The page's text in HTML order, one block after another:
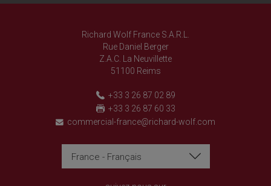
Richard Wolf France S.A.R.L.
Rue Daniel Berger
Z.A.C. La Neuvillette
51100 Reims
+33 3 26 87 02 89
+33 3 26 87 60 33
commercial-france@richard-wolf.com
France - Français